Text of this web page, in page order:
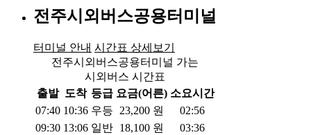
전주시외버스공용터미널
터미널 안내 시간표 상세보기
전주시외버스공용터미널 가는
시외버스 시간표
출발 도착 등급 요금(어른) 소요시간
07:40 10:36 우등 23,200 원
02:56
09:30 13:06 일반 18,100 원
03:36